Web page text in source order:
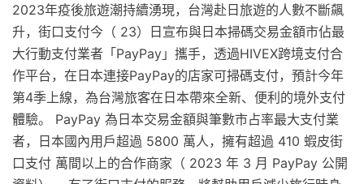
2023年疫後旅遊潮持續湧現，台灣赴日旅遊的人數不斷飆
升，街口支付今（ 23）日宣布與日本掃碼交易金額市佔最
大行動支付業者「PayPay」攜手，透過HIVEX跨境支付合
作平台，在日本連接PayPay的店家可掃碼支付，預計今年
第4季上線，為台灣旅客在日本帶來全新、便利的境外支付
體驗。 PayPay 為日本交易金額與筆數市占率最大支付業
者，日本國內用戶超過 5800 萬人，擁有超過 410 蝦皮街
口支付 萬間以上的合作商家（ 2023 年 3 月 PayPay 公開